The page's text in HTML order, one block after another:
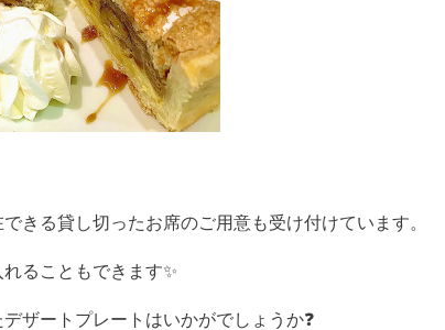
きる貸し切ったお席のご用意も受け付けています。
ることもできます✨
ザートプレートはいかがでしょうか❓